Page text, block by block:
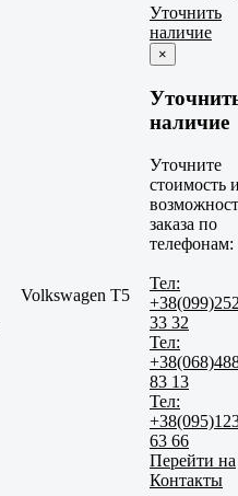
Volkswagen T5
Уточнить
наличие
×
наличие
Уточните
стоимость
заказа по
телефонам:
Тел:
33 32
Тел:
83 13
Тел:
63 66
Перейти на
Контакты